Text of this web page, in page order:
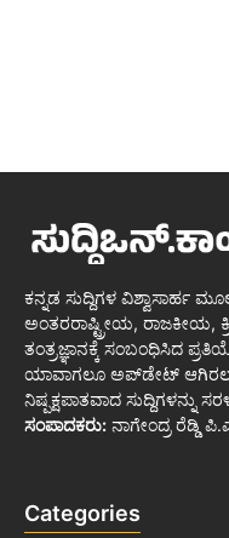
ಕನ್ನಡ ಸುದ್ದಿಗಳ ವಿಶ್ವಾಸಾರ್ಹ
ಅಂತರರಾಷ್ಟ್ರೀಯ, ರಾಜಕೀಯ,
ತಂತ್ರಜ್ಞಾನಕ್ಕೆ ಸಂಬಂಧಿಸಿದ
ಯಾವಾಗಲೂ ಅಪ್‌ಡೇಟ್ ಆಗಿರಲು
ನಿಷ್ಪಕ್ಷಪಾತವಾದ ಸುದ್ದಿಗಳನ್ನು
ಸಂಪಾದಕರು: ನಾಗೇಂದ್ರ ರೆಡ್ಡಿ
Categories